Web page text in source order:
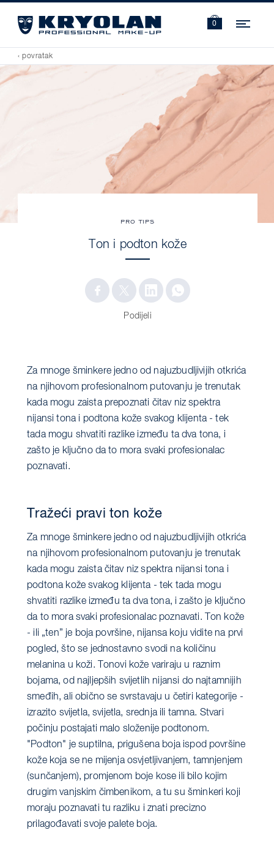
0
‹ povratak
PRO TIPS
Ton i podton kože
Podijeli
Za mnoge šminkere jedno od najuzbudljivijih otkrića
na njihovom profesionalnom putovanju je trenutak
kada mogu zaista prepoznati čitav niz spektra
nijansi tona i podtona kože svakog klijenta - tek
tada mogu shvatiti razlike između ta dva tona, i
zašto je ključno da to mora svaki profesionalac
poznavati.
Tražeći pravi ton kože
Za mnoge šminkere jedno od najuzbudljivijih otkrića
na njihovom profesionalnom putovanju je trenutak
kada mogu zaista čitav niz spektra nijansi tona i
podtona kože svakog klijenta - tek tada mogu
shvatiti razlike između ta dva tona, i zašto je ključno
da to mora svaki profesionalac poznavati. Ton kože
- ili „ten” je boja površine, nijansa koju vidite na prvi
pogled, što se jednostavno svodi na količinu
melanina u koži. Tonovi kože variraju u raznim
bojama, od najljepših svijetlih nijansi do najtamnijih
smeđih, ali obično se svrstavaju u četiri kategorije -
izrazito svijetla, svijetla, srednja ili tamna. Stvari
počinju postajati malo složenije podtonom.
"Podton" je suptilna, prigušena boja ispod površine
kože koja se ne mijenja osvjetljivanjem, tamnjenjem
(sunčanjem), promjenom boje kose ili bilo kojim
drugim vanjskim čimbenikom, a tu su šminkeri koji
moraju poznavati tu razliku i znati precizno
prilagođavati svoje palete boja.